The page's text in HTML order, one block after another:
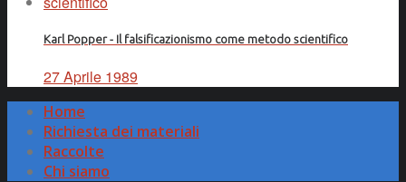
Karl Popper - Il falsificazionismo come metodo scientifico
27 Aprile 1989
Home
Richiesta dei materiali
Raccolte
Chi siamo